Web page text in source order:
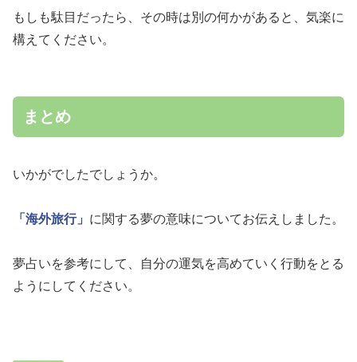
もしも駄目だったら、その時は別の何かがあると、気楽に
構えてください。
まとめ
いかがでしたでしょうか。
「海外旅行」 に関する夢の意味についてお伝えしました。
夢占いを参考にして、自分の運気を高めていく行動をとる
ようにしてください。